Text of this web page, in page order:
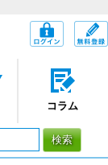
コラム
ログイン
検索